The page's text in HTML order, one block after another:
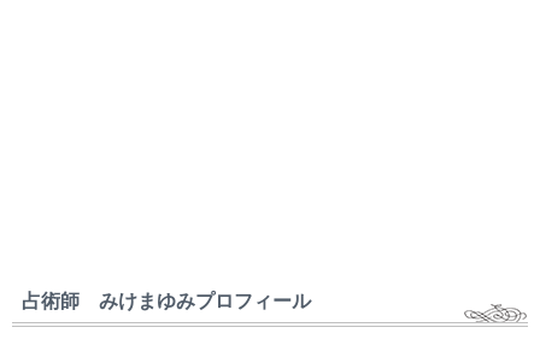
占術師 みけまゆみプロフィール